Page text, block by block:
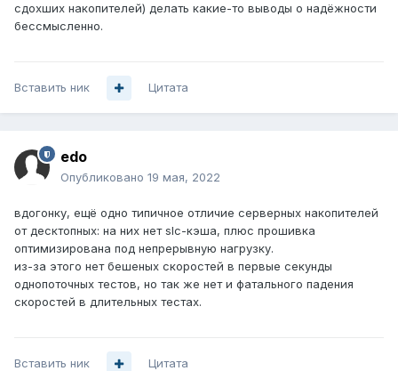
сдохших накопителей) делать какие-то выводы о надёжности
бессмысленно.
Вставить ник Цитата
edo
Опубликовано 19 мая, 2022
вдогонку, ещё одно типичное отличие серверных накопителей
от десктопных: на них нет slc-кэша, плюс прошивка
оптимизирована под непрерывную нагрузку.
из-за этого нет бешеных скоростей в первые секунды
однопоточных тестов, но так же нет и фатального падения
скоростей в длительных тестах.
Вставить ник Цитата